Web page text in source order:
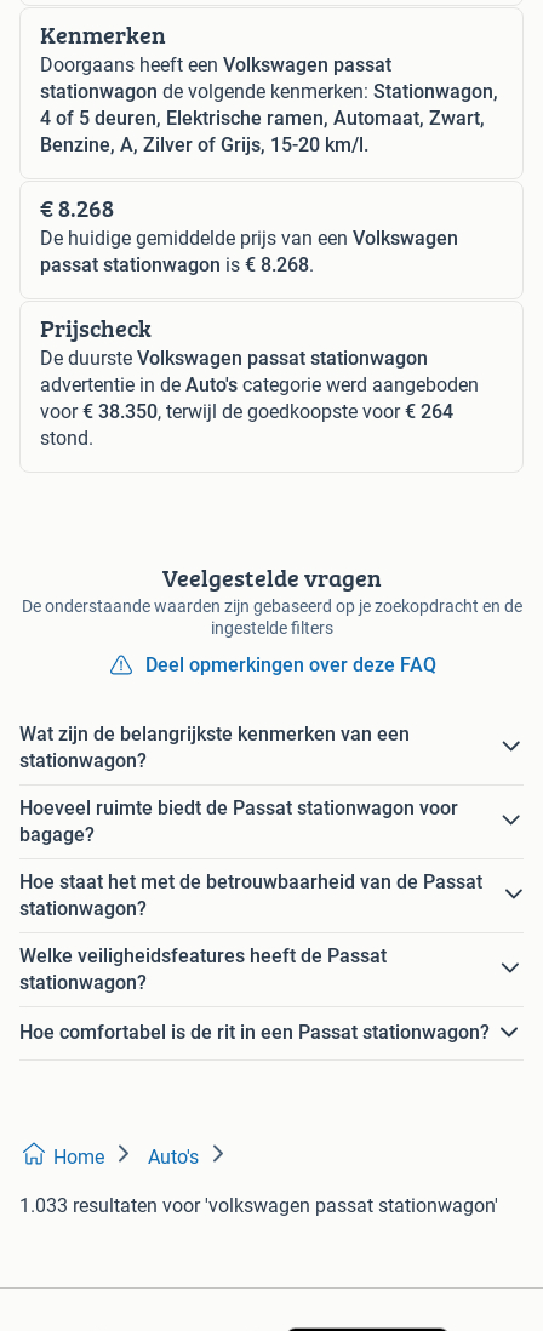
Kenmerken
Doorgaans heeft een Volkswagen passat
stationwagon de volgende kenmerken: Stationwagon,
4 of 5 deuren, Elektrische ramen, Automaat, Zwart,
Benzine, A, Zilver of Grijs, 15-20 km/l.
€ 8.268
De huidige gemiddelde prijs van een Volkswagen
passat stationwagon is € 8.268.
Prijscheck
De duurste Volkswagen passat stationwagon
advertentie in de Auto's categorie werd aangeboden
voor€ 38.350, terwijl de goedkoopste voor€ 264
stond.
Veelgestelde vragen
De onderstaande waarden zijn gebaseerd op je zoekopdracht en de
ingestelde filters
Deel opmerkingen over deze FAQ
Wat zijn de belangrijkste kenmerken van een
stationwagon?
Hoeveel ruimte biedt de Passat stationwagon voor
bagage?
Hoe staat het met de betrouwbaarheid van de Passat
stationwagon?
Welke veiligheidsfeatures heeft de Passat
stationwagon?
Hoe comfortabel is de rit in een Passat stationwagon?
Home Auto's
1.033 resultaten voor 'volkswagen passat stationwagon'